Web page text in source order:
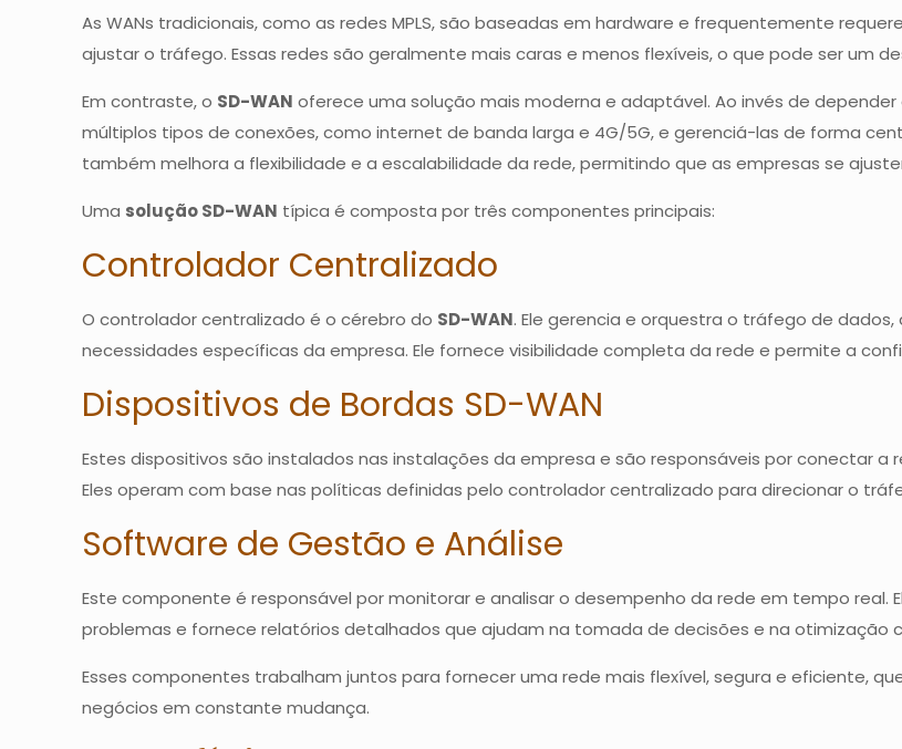
As WANs tradicionais, como as redes MPLS, são baseadas em hardware e frequentemente
ajustar o tráfego. Essas redes são geralmente mais caras e menos flexíveis, o que pode ser um
Em contraste, o SD-WAN oferece uma solução mais moderna e adaptável. Ao invés de
múltiplos tipos de conexões, como internet de banda larga e 4G/5G, e gerenciá-las de forma
também melhora a flexibilidade e a escalabilidade da rede, permitindo que as empresas se
Uma solução SD-WAN típica é composta por três componentes principais:
Controlador Centralizado
O controlador centralizado é o cérebro do SD-WAN. Ele gerencia e orquestra o tráfego de
necessidades específicas da empresa. Ele fornece visibilidade completa da rede e permite a
Dispositivos de Bordas SD-WAN
Estes dispositivos são instalados nas instalações da empresa e são responsáveis por conectar a
Eles operam com base nas políticas definidas pelo controlador centralizado para direcionar o
Software de Gestão e Análise
Este componente é responsável por monitorar e analisar o desempenho da rede em tempo
problemas e fornece relatórios detalhados que ajudam na tomada de decisões e na otimização
Esses componentes trabalham juntos para fornecer uma rede mais flexível, segura e eficiente,
negócios em constante mudança.